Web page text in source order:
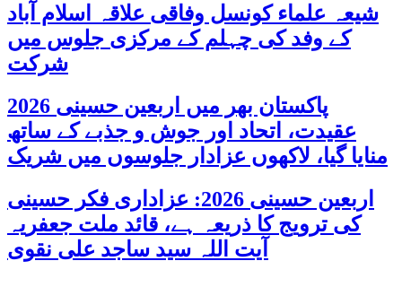
شیعہ علماء کونسل وفاقی علاقہ اسلام آباد
کے وفد کی چہلم کے مرکزی جلوس میں
شرکت
پاکستان بھر میں اربعین حسینی 2026
عقیدت، اتحاد اور جوش و جذبے کے ساتھ
منایا گیا، لاکھوں عزادار جلوسوں میں شریک
اربعین حسینی 2026: عزاداری فکر حسینی
کی ترویج کا ذریعہ ہے، قائد ملت جعفریہ
آیت اللہ سید ساجد علی نقوی